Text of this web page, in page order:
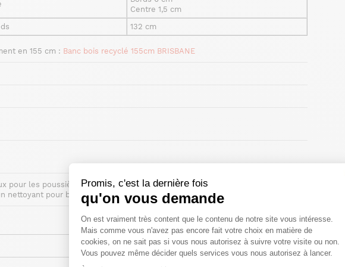
Promis, c'est la dernière fois
qu'on vous demande
Plateforme de Gestion du
On est vraiment très content que le contenu de notre site vous intéresse.
Mais comme vous n'avez pas encore fait votre choix en matière de
cookies, on ne sait pas si vous nous autorisez à suivre votre visite ou non.
Vous pouvez même décider quels services vous nous autorisez à lancer.
Centre 1,5 cm
132 cm
en 155 cm : Banc bois recyclé 155cm BRISBANE
pour les poussières et un chiffon humide en cas de tache (bien sécher après).
nettoyant pour bois de temps en temps